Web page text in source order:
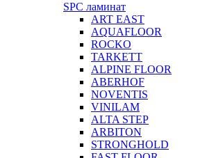
SPC ламинат
ART EAST
AQUAFLOOR
ROCKO
TARKETT
ALPINE FLOOR
ABERHOF
NOVENTIS
VINILAM
ALTA STEP
ARBITON
STRONGHOLD